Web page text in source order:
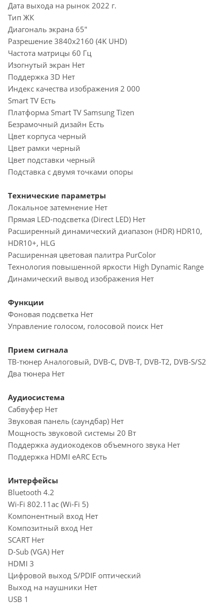
Дата выхода на рынок 2022 г.
Тип ЖК
Диагональ экрана 65"
Разрешение 3840x2160 (4K UHD)
Частота матрицы 60 Гц
Изогнутый экран Нет
Поддержка 3D Нет
Индекс качества изображения 2 000
Smart TV Есть
Платформа Smart TV Samsung Tizen
Безрамочный дизайн Есть
Цвет корпуса черный
Цвет рамки черный
Цвет подставки черный
Подставка с двумя точками опоры
Технические параметры
Локальное затемнение Нет
Прямая LED-подсветка (Direct LED) Нет
Расширенный динамический диапазон (HDR) HDR10,
HDR10+, HLG
Расширенная цветовая палитра PurColor
Технология повышенной яркости High Dynamic Range
Динамический вывод изображения Нет
Функции
Фоновая подсветка Нет
Управление голосом, голосовой поиск Нет
Прием сигнала
ТВ-тюнер Аналоговый, DVB-C, DVB-T, DVB-T2, DVB-S/S2
Два тюнера Нет
Аудиосистема
Сабвуфер Нет
Звуковая панель (саундбар) Нет
Мощность звуковой системы 20 Вт
Поддержка аудиокодеков объемного звука Нет
Поддержка HDMI eARC Есть
Интерфейсы
Bluetooth 4.2
Wi-Fi 802.11ac (Wi-Fi 5)
Компонентный вход Нет
Композитный вход Нет
SCART Нет
D-Sub (VGA) Нет
HDMI 3
Цифровой выход S/PDIF оптический
Выход на наушники Нет
USB 1